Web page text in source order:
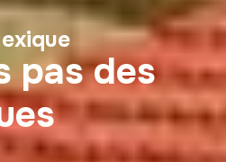
pas des